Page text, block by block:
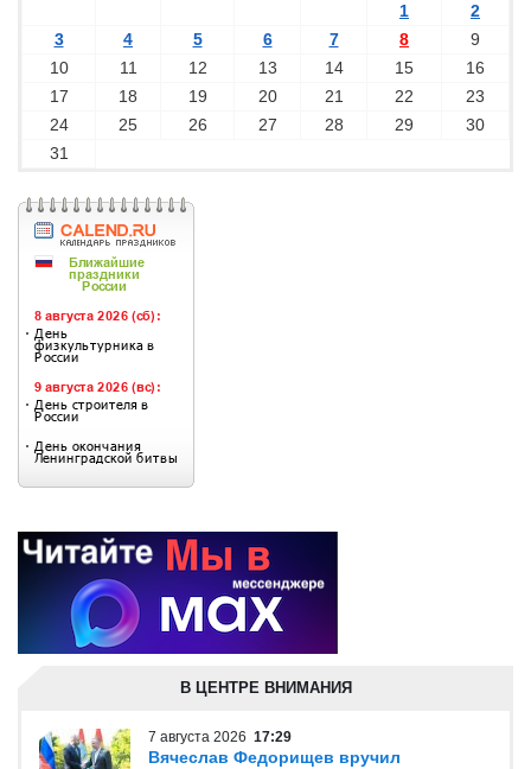
1
2
3
4 5 6 7 8
9
10
11 12 13 14 15
16
17
18 19 20 21 22
23
24
25 26 27 28 29
30
31
В ЦЕНТРЕ ВНИМАНИЯ
7 августа 2026 17:29
Вячеслав Федорищев вручил